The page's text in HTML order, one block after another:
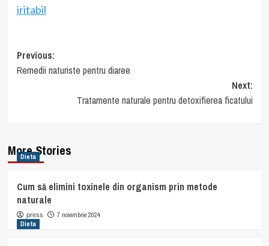
iritabil
Post
navigation
Previous:
Remedii naturiste pentru diaree
Next:
Tratamente naturale pentru detoxifierea ficatului
More Stories
Dieta
Cum să elimini toxinele din organism prin metode
naturale
press
7 noiembrie 2024
Dieta